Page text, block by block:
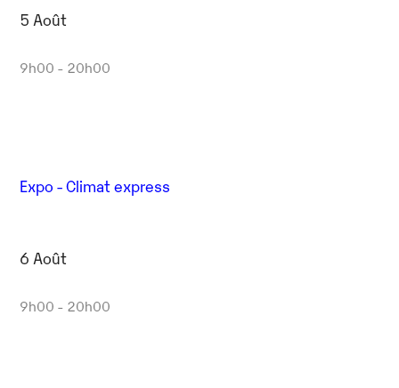
5 Août
9h00 - 20h00
Expo - Climat express
6 Août
9h00 - 20h00